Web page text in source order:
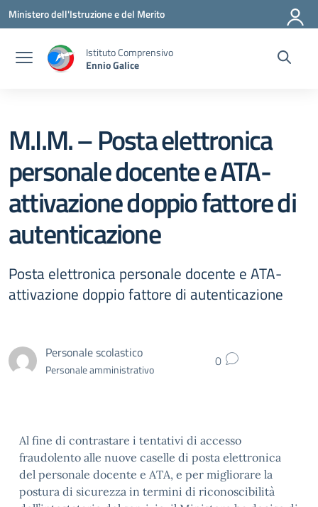
Vai ai contenuti
Vai al menu di navigazione
Vai al footer
Ministero dell'Istruzione e del Merito
Istituto Comprensivo
Ennio Galice
M.I.M. – Posta elettronica
personale docente e ATA-
attivazione doppio fattore di
autenticazione
Posta elettronica personale docente e ATA-
attivazione doppio fattore di autenticazione
Personale scolastico
Personale amministrativo 0
Al fine di contrastare i tentativi di accesso
fraudolento alle nuove caselle di posta elettronica
del personale docente e ATA, e per migliorare la
postura di sicurezza in termini di riconoscibilità